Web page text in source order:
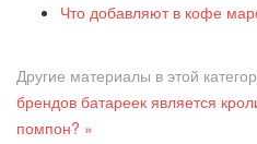
Что добавляют в кофе
Другие материалы в этой
брендов батареек является
помпон? »